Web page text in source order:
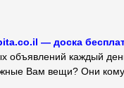
— доска
объявлений каждый
Вам вещи? Они